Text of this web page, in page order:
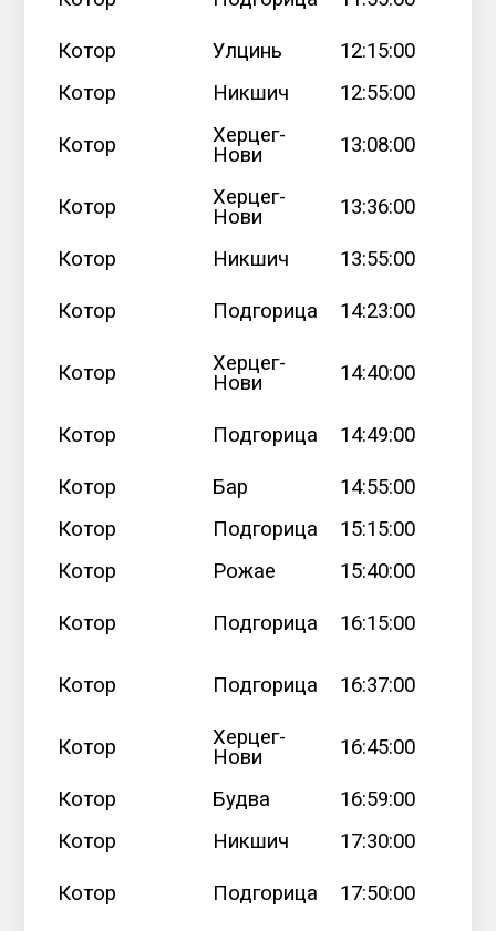
Котор Улцинь 12:15:00
Котор
Никшич 12:55:00
Котор
Херцег-
Нови
13:08:00
Котор
Херцег-
Нови
13:36:00
Котор Никшич 13:55:00
Котор Подгорица 14:23:00
Котор
Херцег-
Нови
14:40:00
Котор Подгорица 14:49:00
Котор Бар 14:55:00
Котор
Подгорица 15:15:00
Котор
Рожае 15:40:00
Котор Подгорица 16:15:00
Котор Подгорица 16:37:00
Котор
Херцег-
Нови
16:45:00
Котор Будва 16:59:00
Котор
Никшич 17:30:00
Котор Подгорица 17:50:00